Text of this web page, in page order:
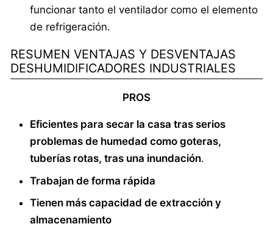
funcionar tanto el ventilador como el elemento
de refrigeración.
RESUMEN VENTAJAS Y DESVENTAJAS
DESHUMIDIFICADORES INDUSTRIALES
PROS
Eficientes para secar la casa tras serios
problemas de humedad como goteras,
tuberías rotas, tras una inundación.
Trabajan de forma rápida
Tienen más capacidad de extracción y
almacenamiento